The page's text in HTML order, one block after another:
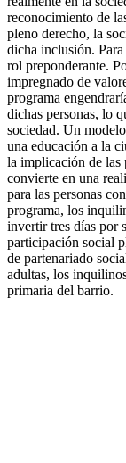
reconocimiento de
pleno derecho, la
dicha inclusión. Para
rol preponderante.
impregnado de
programa
dichas personas, lo
sociedad. Un
una educación a la
la implicación de las
convierte en una
para las personas
programa, los
invertir tres días por
participación social
de partenariado
adultas, los
primaria del barrio.